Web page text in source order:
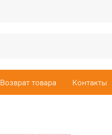
Возврат товара Контакты